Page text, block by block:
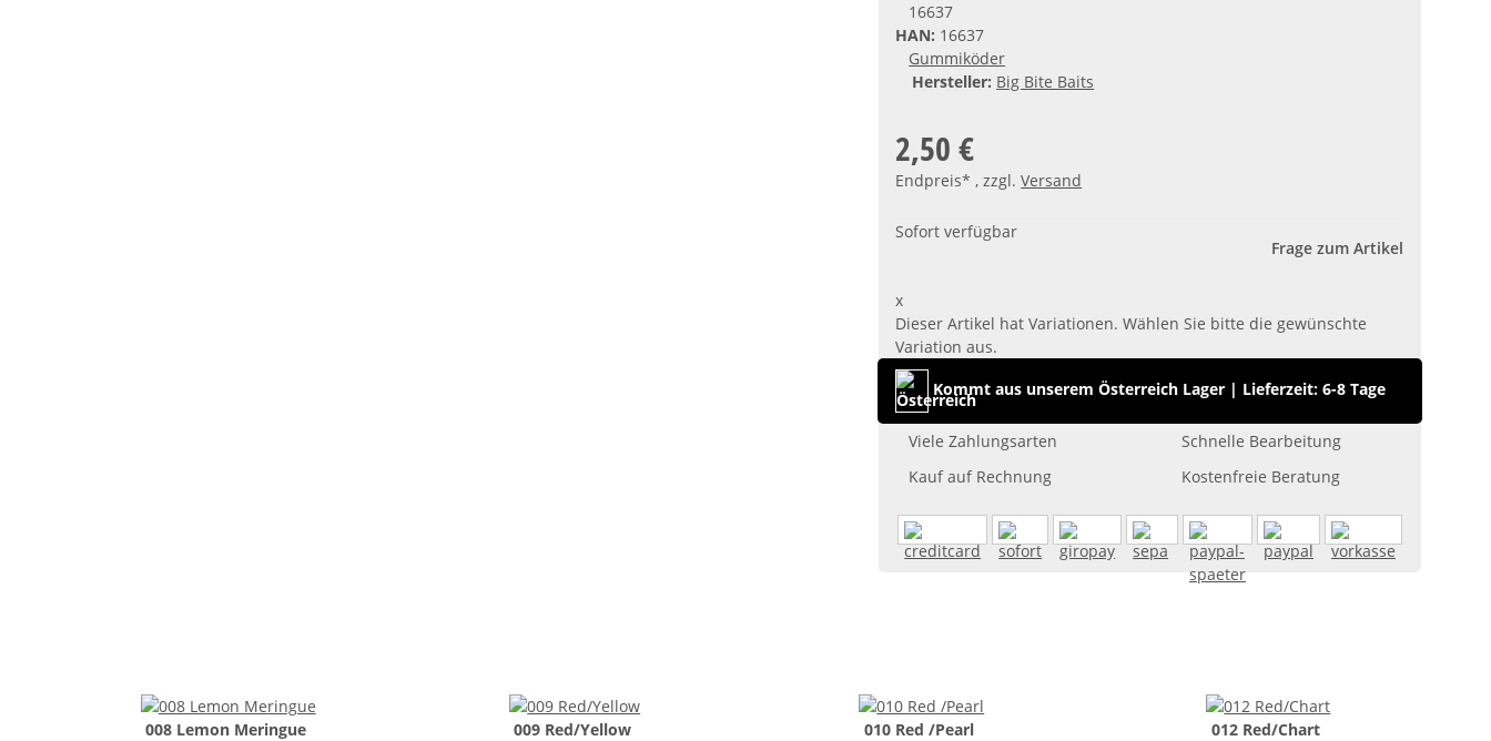
16637
HAN: 16637
Gummiköder
Hersteller: Big Bite Baits
2,50 €
Endpreis* , zzgl.Versand
Sofort verfügbar
Frage zum Artikel
x
Dieser Artikel hat Variationen. Wählen Sie bitte die gewünschte
Variation aus.
Kommt aus unserem Österreich Lager | Lieferzeit: 6-8 Tage
Viele Zahlungsarten
Schnelle Bearbeitung
Kauf auf Rechnung
Kostenfreie Beratung
008 Lemon Meringue 009 Red/Yellow 010 Red /Pearl 012 Red/Chart